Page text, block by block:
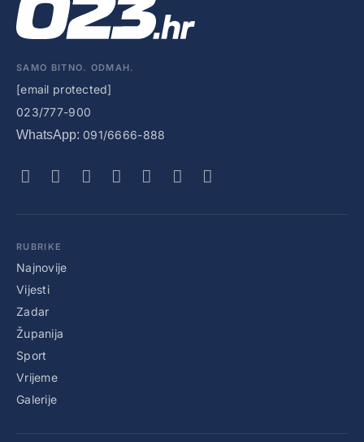
SAMO BITNO. ODMAH.
[email protected]
023/777-900
WhatsApp: 091/6666-888
RUBRIKE
Najnovije
Vijesti
Zadar
Županija
Sport
Vrijeme
Galerije